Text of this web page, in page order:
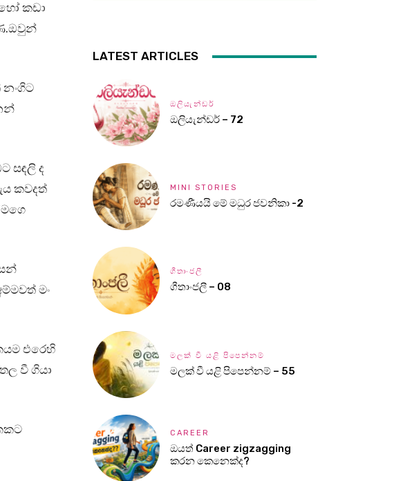
කඩා
සඳලි ද
කවදත්
මං
එරෙහි
වී ගියා
LATEST ARTICLES
ඔලියැන්ඩර්
ඔලියැන්ඩර් – 72
MINI STORIES
රමණීයයි මේ මධුර ජවනිකා -2
ගීතාංජලී
ගීතාංජලී – 08
මලක් වී යළි පිපෙන්නම්
මලක් වී යළි පිපෙන්නම් – 55
CAREER
ඔයත් Career zigzagging
කරන කෙනෙක්ද?